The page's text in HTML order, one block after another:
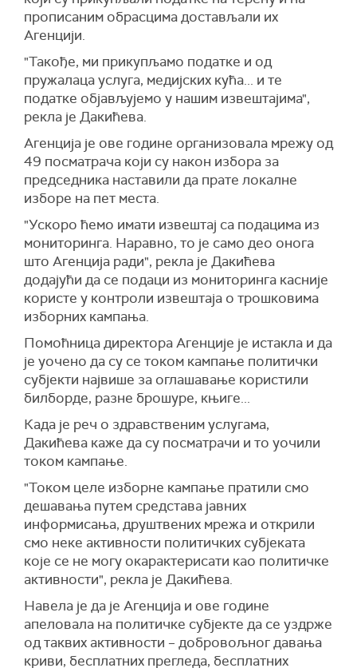
прописаним обрасцима достављали их
Агенцији.
"Такође, ми прикупљамо податке и од
пружалаца услуга, медијских кућа... и те
податке објављујемо у нашим извештајима",
рекла је Дакићева.
Агенција је ове године организовала мрежу од
49 посматрача који су након избора за
председника наставили да прате локалне
изборе на пет места.
"Ускоро ћемо имати извештај са подацима из
мониторинга. Наравно, то је само део онога
што Агенција ради", рекла је Дакићева
додајући да се подаци из мониторинга касније
користе у контроли извештаја о трошковима
изборних кампања.
Помоћница директора Агенције је истакла и да
је уочено да су се током кампање политички
субјекти највише за оглашавање користили
билборде, разне брошуре, књиге...
Када је реч о здравственим услугама,
Дакићева каже да су посматрачи и то уочили
током кампање.
"Током целе изборне кампање пратили смо
дешавања путем средстава јавних
информисања, друштвених мрежа и открили
смо неке активности политичких субјеката
које се не могу окарактерисати као политичке
активности", рекла је Дакићева.
Навела је да је Агенција и ове године
апеловала на политичке субјекте да се уздрже
од таквих активности – добровољног давања
криви, бесплатних прегледа, бесплатних